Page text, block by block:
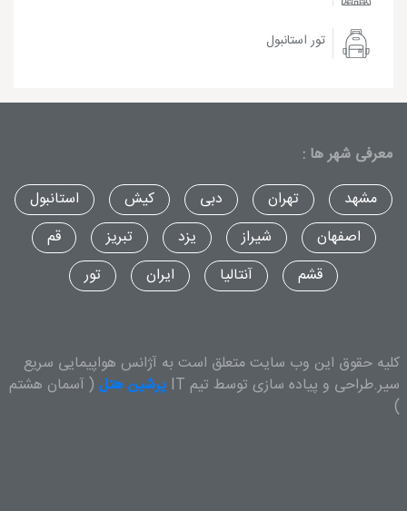
تور استانبول
معرفی شهر ها :
مشهد
تهران دبی کیش
استانبول
اصفهان
شیراز یزد تبریز
قم
قشم
آنتالیا ایران تور
کلیه حقوق این وب سایت متعلق است به آژانس هواپیمایی سریع
سیر.طراحی و پیاده سازی توسط تیم IT
پرشین هتل ( آسمان هشتم
)